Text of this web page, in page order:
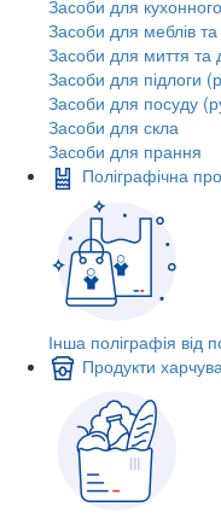
Засоби для
Засоби для меблів та
Засоби для миття та
Засоби для підлоги
Засоби для посуду
Засоби для скла
Засоби для прання
Поліграфічна
Інша поліграфія від
Продукти